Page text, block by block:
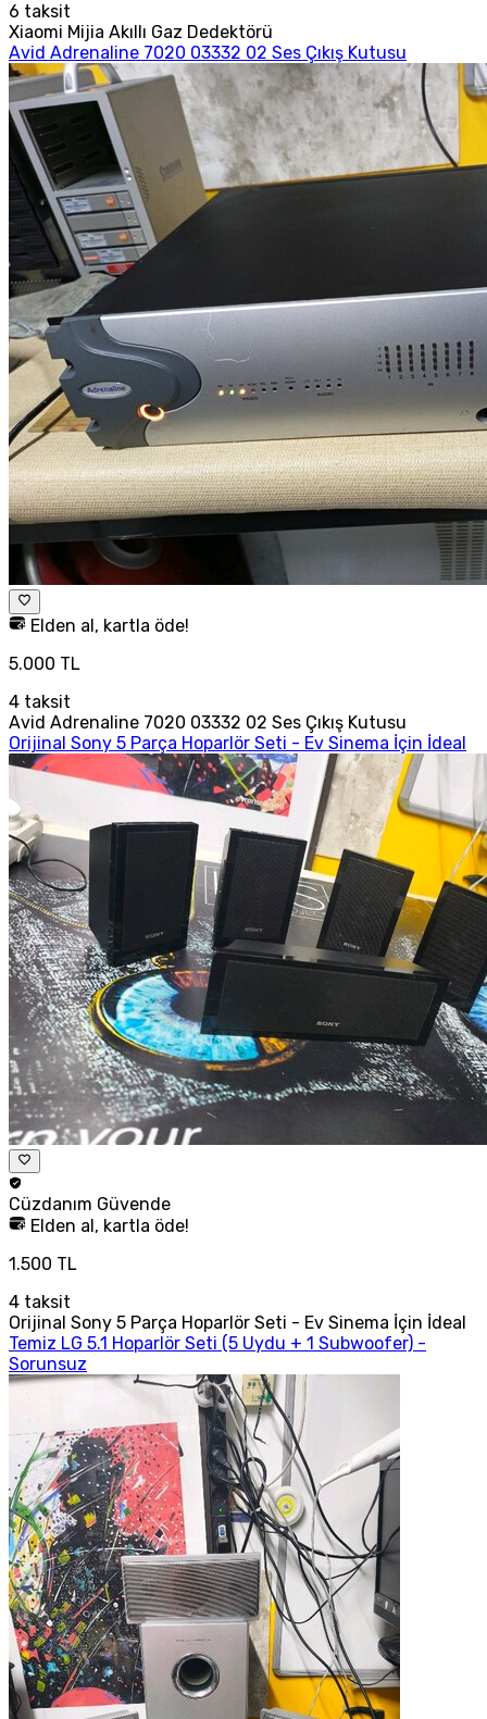
6 taksit
Xiaomi Mijia Akıllı Gaz Dedektörü
Avid Adrenaline 7020 03332 02 Ses Çıkış Kutusu
Elden al, kartla öde!
5.000 TL
4 taksit
Avid Adrenaline 7020 03332 02 Ses Çıkış Kutusu
Orijinal Sony 5 Parça Hoparlör Seti - Ev Sinema İçin İdeal
Cüzdanım Güvende
Elden al, kartla öde!
1.500 TL
4 taksit
Orijinal Sony 5 Parça Hoparlör Seti - Ev Sinema İçin İdeal
Temiz LG 5.1 Hoparlör Seti (5 Uydu + 1 Subwoofer) -
Sorunsuz